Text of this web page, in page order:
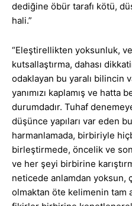
dediğine öbür tarafı kötü,
hali.”
“Eleştirellikten yoksunluk,
kutsallaştırma, dahası
odaklayan bu yaralı bilincin
yanımızı kaplamış ve
durumdadır. Tuhaf
düşünce yapıları var eden
harmanlamada, birbiriyle
birleştirmede, öncelik ve
ve her şeyi birbirine
neticede anlamdan yoksun,
olmaktan öte kelimenin tam